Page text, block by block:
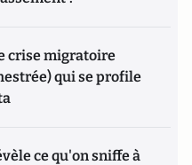
crise migratoire
qui se profile
ce qu'on sniffe à